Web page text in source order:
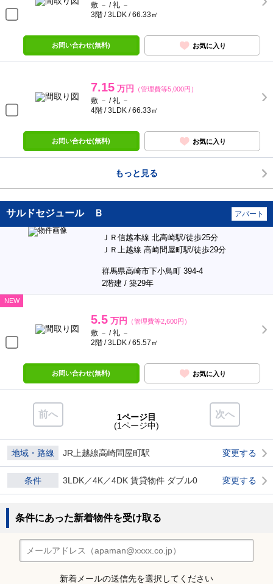
敷 － / 礼 －
3階 / 3LDK / 66.33㎡
お問い合わせ(無料) お気に入り
7.15 万円 （管理費等5,000円）
敷 － / 礼 －
4階 / 3LDK / 66.33㎡
お問い合わせ(無料) お気に入り
もっと見る
サルドセジュール Ｂ アパート
ＪＲ信越本線 北高崎駅/徒歩25分
ＪＲ上越線 高崎問屋町駅/徒歩29分
群馬県高崎市下小鳥町 394-4
2階建 / 築29年
NEW
5.5 万円 （管理費等2,600円）
敷 － / 礼 －
2階 / 3LDK / 65.57㎡
お問い合わせ(無料) お気に入り
前へ 次へ
1ページ目
(1ページ中)
地域・路線 JR上越線高崎問屋町駅 変更する
条件 3LDK／4K／4DK 賃貸物件 ダブル0 変更する
条件にあった新着物件を受け取る
新着メールの送信先を選択してください